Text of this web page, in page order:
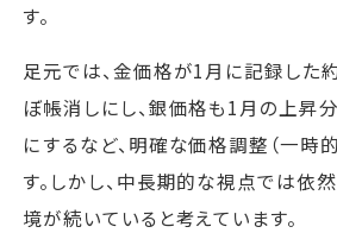
す。
足元では、金価格が1月に記録した
ぼ帳消しにし、銀価格も1月の上昇
にするなど、明確な価格調整（一時
す。しかし、中長期的な視点では依
境が続いていると考えています。